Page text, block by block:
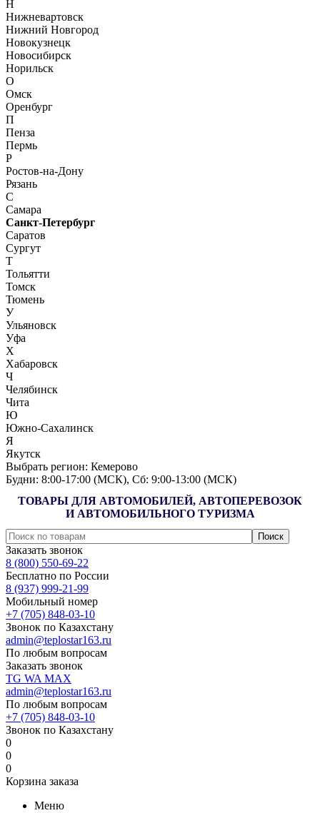
Н
Нижневартовск
Нижний Новгород
Новокузнецк
Новосибирск
Норильск
О
Омск
Оренбург
П
Пенза
Пермь
Р
Ростов-на-Дону
Рязань
С
Самара
Санкт-Петербург
Саратов
Сургут
Т
Тольятти
Томск
Тюмень
У
Ульяновск
Уфа
Х
Хабаровск
Ч
Челябинск
Чита
Ю
Южно-Сахалинск
Я
Якутск
Выбрать регион: Кемерово
Будни: 8:00‑17:00 (МСК), Сб: 9:00‑13:00 (МСК)
ТОВАРЫ ДЛЯ АВТОМОБИЛЕЙ, АВТОПЕРЕВОЗОК
И АВТОМОБИЛЬНОГО ТУРИЗМА
Заказать звонок
8 (800) 550-69-22
Бесплатно по России
8 (937) 999-21-99
Мобильный номер
+7 (705) 848-03-10
Звонок по Казахстану
admin@teplostar163.ru
По любым вопросам
Заказать звонок
TG WA MAX
admin@teplostar163.ru
По любым вопросам
+7 (705) 848-03-10
Звонок по Казахстану
0
0
0
Корзина заказа
Меню